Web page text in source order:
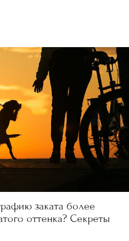
заката более
оттенка? Секреты